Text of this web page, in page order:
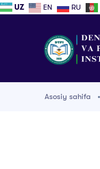
UZ EN RU
Asosiy sahifa